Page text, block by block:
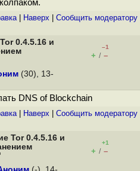
| Наверх Cообщить модератору
0.4.5.16 и
–1
+ / –
(30), 13-
DNS of Blockchain
| Наверх Cообщить модератору
Tor 0.4.5.16 и
+1
+ / –